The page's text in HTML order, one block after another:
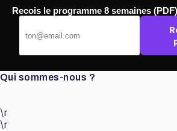
Passer
Qui sommes-nous ?
\r
\r
Recois le programme 8 semaines